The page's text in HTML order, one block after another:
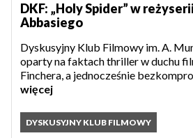
DKF: „Holy Spider” w
Abbasiego
Dyskusyjny Klub Filmowy im. A.
oparty na faktach thriller w duchu
Finchera, a jednocześnie
więcej
DYSKUSYJNY KLUB FILMOWY